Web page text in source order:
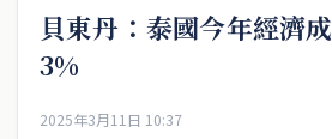
貝東丹：泰國今年經濟
3%
2025年3月11日 10:37